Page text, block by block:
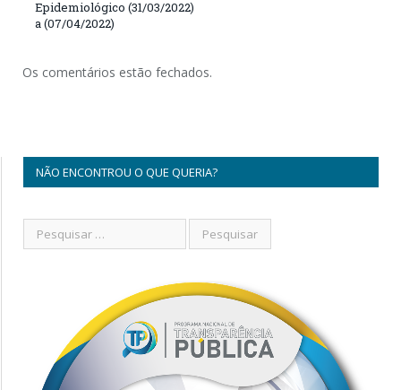
Epidemiológico (31/03/2022)
a (07/04/2022)
Os comentários estão fechados.
NÃO ENCONTROU O QUE QUERIA?